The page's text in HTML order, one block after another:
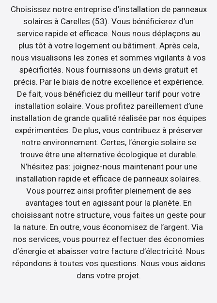
Choisissez notre entreprise d’installation de panneaux
solaires à Carelles (53). Vous bénéficierez d’un
service rapide et efficace. Nous nous déplaçons au
plus tôt à votre logement ou bâtiment. Après cela,
nous visualisons les zones et sommes vigilants à vos
spécificités. Nous fournissons un devis gratuit et
précis. Par le biais de notre excellence et expérience.
De fait, vous bénéficiez du meilleur tarif pour votre
installation solaire. Vous profitez pareillement d’une
installation de grande qualité réalisée par nos équipes
expérimentées. De plus, vous contribuez à préserver
notre environnement. Certes, l’énergie solaire se
trouve être une alternative écologique et durable.
N’hésitez pas: joignez-nous maintenant pour une
installation rapide et efficace de panneaux solaires.
Vous pourrez ainsi profiter pleinement de ses
avantages tout en agissant pour la planète. En
choisissant notre structure, vous faites un geste pour
la nature. En outre, vous économisez de l’argent. Via
nos services, vous pourrez effectuer des économies
d’énergie et abaisser votre facture d’électricité. Nous
répondons à toutes vos questions. Nous vous aidons
dans votre projet.